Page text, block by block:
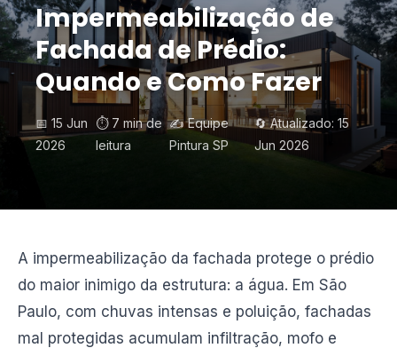
Impermeabilização de
Fachada de Prédio:
Quando e Como Fazer
📅 15 Jun
2026
⏱️ 7 min de
leitura
✍️ Equipe
Pintura SP
🔄 Atualizado: 15
Jun 2026
A impermeabilização da fachada protege o prédio
do maior inimigo da estrutura: a água. Em São
Paulo, com chuvas intensas e poluição, fachadas
mal protegidas acumulam infiltração, mofo e